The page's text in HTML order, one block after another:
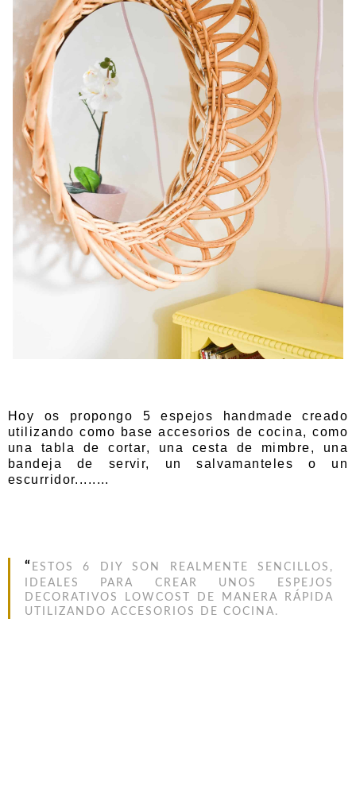
Hoy os propongo 5 espejos handmade creado
utilizando como base accesorios de cocina, como
una tabla de cortar, una cesta de mimbre, una
bandeja de servir, un salvamanteles o un
escurridor........
“ ESTOS 6 DIY SON REALMENTE SENCILLOS,
IDEALES PARA CREAR UNOS ESPEJOS
DECORATIVOS LOWCOST DE MANERA RÁPIDA
UTILIZANDO ACCESORIOS DE COCINA.